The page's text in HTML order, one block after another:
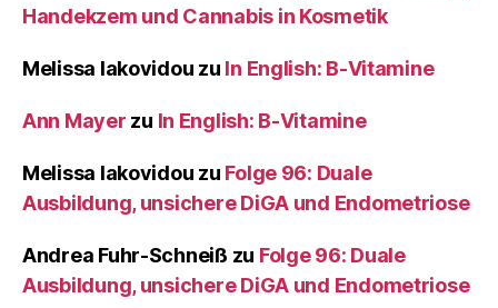
Handekzem und Cannabis in Kosmetik
Melissa Iakovidou zu In English: B-Vitamine
Ann Mayer zu In English: B-Vitamine
Melissa Iakovidou zu Folge 96: Duale
Ausbildung, unsichere DiGA und Endometriose
Andrea Fuhr-Schneiß zu Folge 96: Duale
Ausbildung, unsichere DiGA und Endometriose